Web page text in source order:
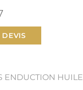
DEVIS
ENDUCTION HUILE